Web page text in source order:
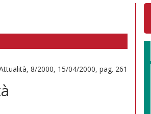
8/2000, 15/04/2000, pag. 261